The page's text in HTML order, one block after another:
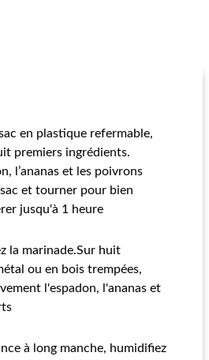
en plastique refermable,
premiers ingrédients.
l’ananas et les poivrons
et tourner pour bien
jusqu'à 1 heure
la marinade.Sur huit
ou en bois trempées,
l'espadon, l'ananas et
à long manche, humidifiez